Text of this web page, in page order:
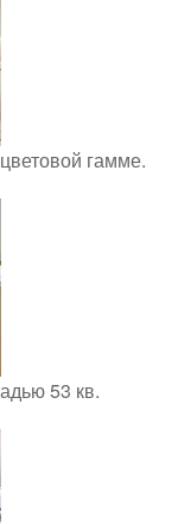
гамме.
53 кв.